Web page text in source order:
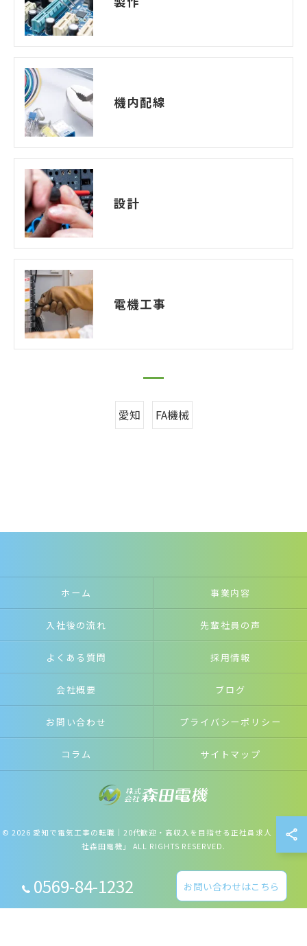
機内配線
設計
電機工事
愛知 FA機械
0569-84-1232 お問い合わせはこちら
ホーム 事業内容
入社後の流れ 先輩社員の声
よくある質問 採用情報
会社概要 ブログ
お問い合わせ プライバシーポリシー
コラム サイトマップ
© 2026 愛知で電気工事の転職｜20代歓迎・高収入を目指せる正社員求人「株式会
社森田電機」 ALL RIGHTS RESERVED.